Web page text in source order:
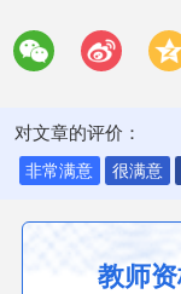
对文章的评价：
非常满意
很满意
教师